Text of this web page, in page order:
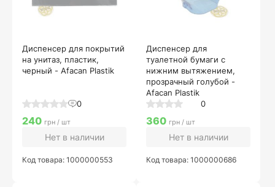
Диспенсер для покрытий
на унитаз, пластик,
черный - Afacan Plastik
0
240 грн / шт
Нет в наличии
Код товара: 1000000553
Диспенсер для
туалетной бумаги с
нижним вытяжением,
прозрачный голубой -
Afacan Plastik
0
360 грн / шт
Нет в наличии
Код товара: 1000000686